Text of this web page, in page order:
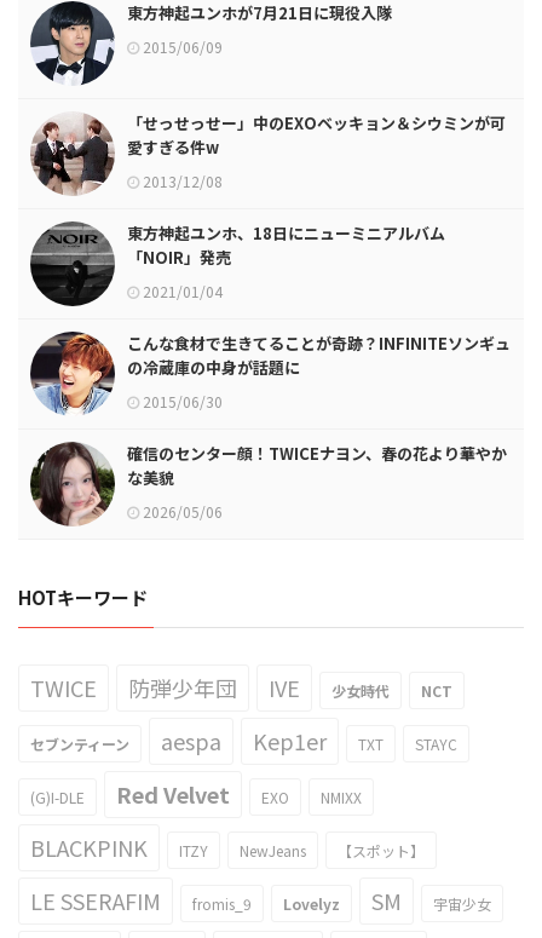
東方神起ユンホが7月21日に現役入隊
2015/06/09
「せっせっせー」中のEXOベッキョン＆シウミンが可
愛すぎる件w
2013/12/08
東方神起ユンホ、18日にニューミニアルバム
「NOIR」発売
2021/01/04
こんな食材で生きてることが奇跡？INFINITEソンギュ
の冷蔵庫の中身が話題に
2015/06/30
確信のセンター顔！TWICEナヨン、春の花より華やか
な美貌
2026/05/06
HOTキーワード
TWICE 防弾少年団 IVE 少女時代 NCT
セブンティーン aespa Kep1er TXT STAYC
(G)I-DLE Red Velvet EXO NMIXX
BLACKPINK ITZY NewJeans 【スポット】
LE SSERAFIM fromis_9 Lovelyz SM 宇宙少女